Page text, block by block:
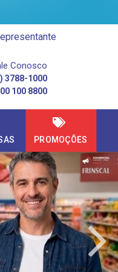
Conosco
3788-1000
100 8800
PROMOÇÕES